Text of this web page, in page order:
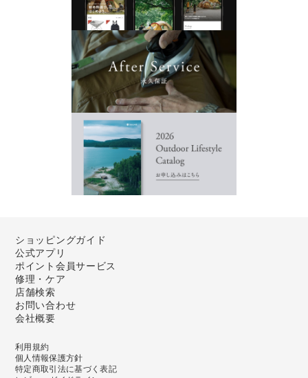
ショッピングガイド
公式アプリ
ポイント会員サービス
修理・ケア
店舗検索
お問い合わせ
会社概要
利用規約
個人情報保護方針
特定商取引法に基づく表記